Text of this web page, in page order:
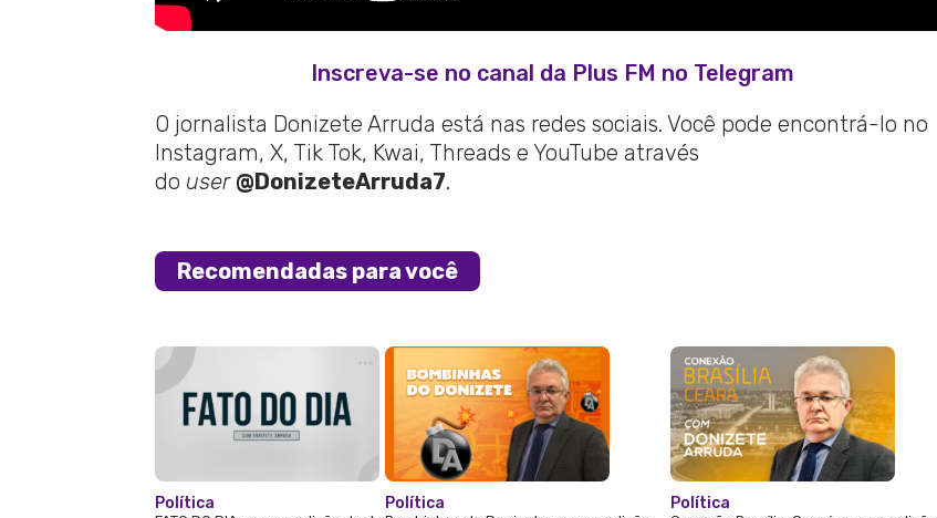
Inscreva-se no canal da Plus FM no Telegram
O jornalista Donizete Arruda está nas redes sociais. Você pode encontrá-lo no
Instagram, X, Tik Tok, Kwai, Threads e YouTube através
do user @DonizeteArruda7.
Recomendadas para você
Política Política Política